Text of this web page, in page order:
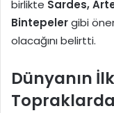
birlikte Sardes,
Bintepelergibi
olacağını belirtti.
Dünyanın
Topraklarda